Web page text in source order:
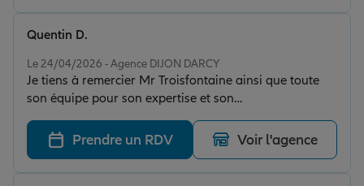
totale confiance. Je suis très satisfaite et je
recommande cette agence sans hésiter.
Le 24/04/2026 - Agence DIJON DARCY
Je tiens à remercier Mr Troisfontaine ainsi que toute
son équipe pour son expertise et son
accompagnement. Grâce à eux, j’ai pu trouver ce dont
j’avais besoin pour assurer mon appartement
Quentin D.
Prendre un RDV Voir l'agence